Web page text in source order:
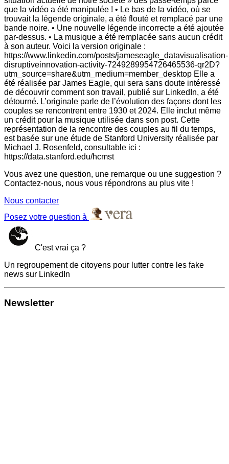
que la vidéo a été manipulée ! • Le bas de la vidéo, où se
trouvait la légende originale, a été flouté et remplacé par une
bande noire. • Une nouvelle légende incorrecte a été ajoutée
par-dessus. • La musique a été remplacée sans aucun crédit
à son auteur. Voici la version originale :
https://www.linkedin.com/posts/jameseagle_datavisualisation-
disruptiveinnovation-activity-7249289954726465536-qr2D?
utm_source=share&utm_medium=member_desktop Elle a
été réalisée par James Eagle, qui sera sans doute intéressé
de découvrir comment son travail, publié sur LinkedIn, a été
détourné. L’originale parle de l’évolution des façons dont les
couples se rencontrent entre 1930 et 2024. Elle inclut même
un crédit pour la musique utilisée dans son post. Cette
représentation de la rencontre des couples au fil du temps,
est basée sur une étude de Stanford University réalisée par
Michael J. Rosenfeld, consultable ici :
https://data.stanford.edu/hcmst
Vous avez une question, une remarque ou une suggestion ?
Contactez-nous, nous vous répondrons au plus vite !
Nous contacter
Posez votre question à
C'est vrai ça ?
Un regroupement de citoyens pour lutter contre les fake
news sur LinkedIn
Newsletter